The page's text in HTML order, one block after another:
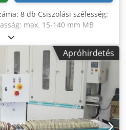
8 db Csiszolási szélesség:
max. 15-140 mm MB
csiszológép A Fentech
tervezték, és a
alkalmas: - Fa
Aox Aqler - Impregnáló
A ROBA Fentech elv
felismerés a gép
- A csiszolófejek
oldalsó csiszolófejek
felhasználását - A 400
Apróhirdetés